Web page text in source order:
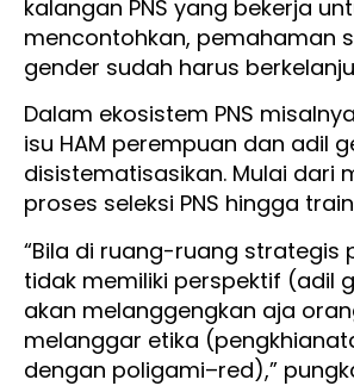
kalangan PNS yang bekerja
mencontohkan, pemahaman
gender sudah harus
Dalam ekosistem PNS
isu HAM perempuan dan adil
disistematisasikan. Mulai dari
proses seleksi PNS hingga
“Bila di ruang-ruang strategis
tidak memiliki perspektif (adil
akan melanggengkan aja
melanggar etika
dengan poligami–red),”